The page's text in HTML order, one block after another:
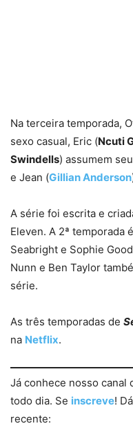
Na terceira temporada,
sexo casual, Eric (Ncuti
Swindells) assumem
e Jean (Gillian Anderson
A série foi escrita e
Eleven. A 2ª temporada
Seabright e Sophie
Nunn e Ben Taylor
série.
As três temporadas de
na Netflix.
Já conhece nosso canal
todo dia. Se inscreve!
recente: